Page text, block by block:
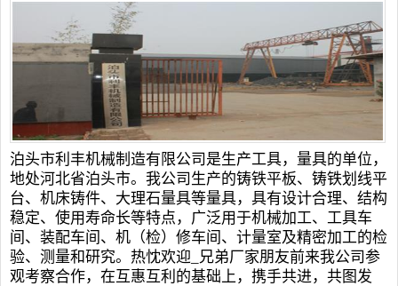
泊头市利丰机械制造有限公司是生产工具，量具的单位，
地处河北省泊头市。我公司生产的铸铁平板、 铸铁划线平
台、 机床铸件、 大理石量具等量具，具有设计合理、结构
稳定、使用寿命长等特点，广泛用于机械加工、工具车
间、装配车间、机（检）修车间、计量室及精密加工的检
验、测量和研究。热忱欢迎_兄弟厂家朋友前来我公司参
观考察合作，在互惠互利的基础上，携手共进，共图发